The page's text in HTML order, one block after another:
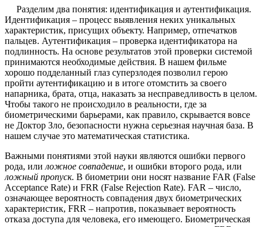
Разделим два понятия: идентификация и аутентификация.
Идентификация – процесс выявления неких уникальных
характеристик, присущих объекту. Например, отпечатков
пальцев. Аутентификация – проверка идентификатора на
подлинность. На основе результатов этой проверки системой
принимаются необходимые действия. В нашем фильме
хорошо подделанный глаз суперзлодея позволил герою
пройти аутентификацию и в итоге отомстить за своего
напарника, брата, отца, наказать за несправедливость в целом.
Чтобы такого не происходило в реальности, где за
биометрическими барьерами, как правило, скрывается вовсе
не Доктор Зло, безопасности нужна серьезная научная база. В
нашем случае это математическая статистика.
Важными понятиями этой науки являются ошибки первого
рода, или ложное совпадение, и ошибки второго рода, или
ложный пропуск. В биометрии они носят название FAR (False
Acceptance Rate) и FRR (False Rejection Rate). FAR – число,
означающее вероятность совпадения двух биометрических
характеристик, FRR – напротив, показывает вероятность
отказа доступа для человека, его имеющего. Биометрическая